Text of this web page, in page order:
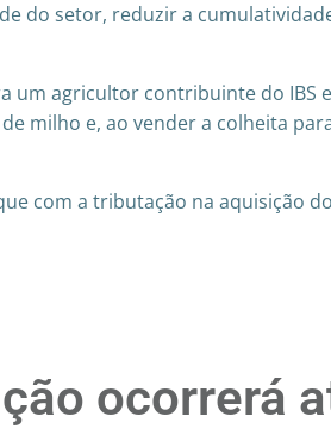
do setor, reduzir a
agricultor contribuinte do IBS
milho e, ao vender a colheita
com a tributação na aquisição
ocorrerá